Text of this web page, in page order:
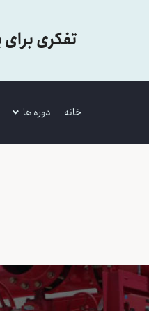
تفکری
خانه دوره ها